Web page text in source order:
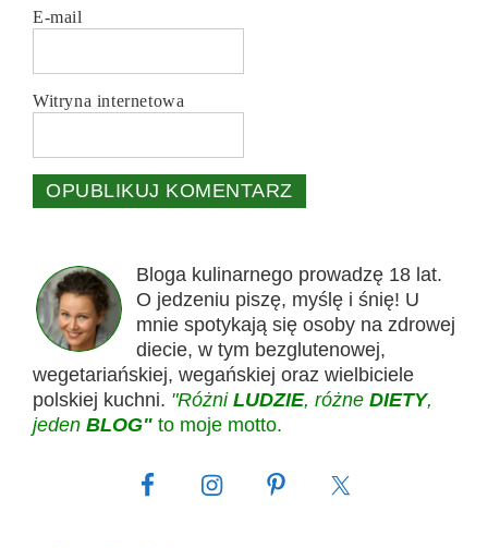
E-mail
Witryna internetowa
Bloga kulinarnego prowadzę 18 lat.
O jedzeniu piszę, myślę i śnię! U
mnie spotykają się osoby na zdrowej
diecie, w tym bezglutenowej,
wegetariańskiej, wegańskiej oraz wielbiciele
polskiej kuchni. "Różni LUDZIE, różne DIETY,
jeden BLOG" to moje motto.